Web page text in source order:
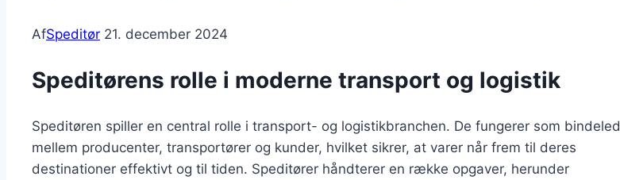
AfSpeditør 21. december 2024
Speditørens rolle i moderne transport og logistik
Speditøren spiller en central rolle i transport- og logistikbranchen. De fungerer som bindeled
mellem producenter, transportører og kunder, hvilket sikrer, at varer når frem til deres
destinationer effektivt og til tiden. Speditører håndterer en række opgaver, herunder